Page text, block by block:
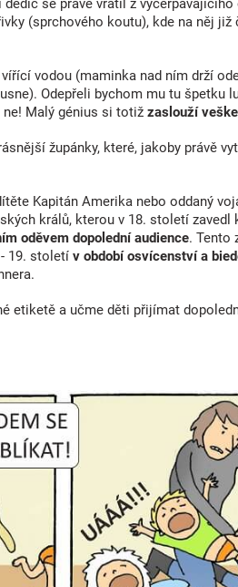
í
p
k
y
v
p
u
(sprchového koutu), kde na něj
vodou (maminka nad ním drží
Odepřeli bychom mu tu špetku
Malý génius si totiž zaslouží
župánky, které, jakoby právě
Kapitán Amerika nebo oddaný
králů, kterou v 18. století zavedl
oděvem dopolední audience. Tento
19. století v období osvícenství a
etiketě a učme děti přijímat